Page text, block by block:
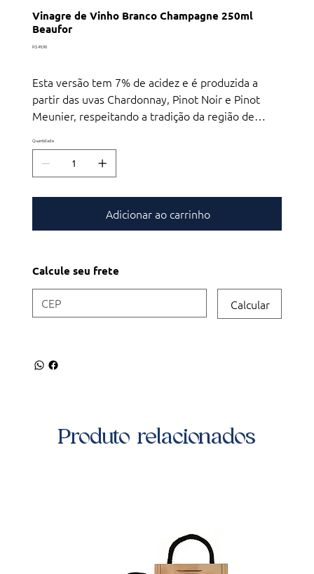
Vinagre de Vinho Branco Champagne 250ml
Beaufor
Preço
R$ 49,90
Esta versão tem 7% de acidez e é produzida a
partir das uvas Chardonnay, Pinot Noir e Pinot
Meunier, respeitando a tradição da região de
barricas de roble, oferece refino e um aroma
amadeirado, que faz dele um produto único no
salmão, medalhões de porco, salada com pera e,
até, cocktail de camarão!
Quantidade
Adicionar ao carrinho
Calcule seu frete
Calcular
Produto relacionados